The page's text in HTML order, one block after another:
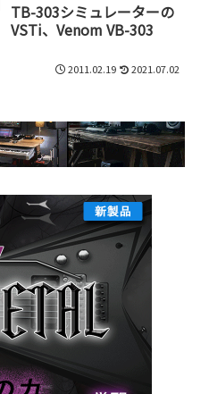
TB-303シミュレーターの
VSTi、Venom VB-303
2011.02.19 2021.07.02